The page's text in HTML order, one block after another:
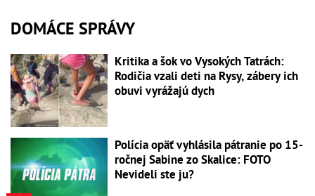
DOMÁCE SPRÁVY
Kritika a šok vo Vysokých Tatrách:
Rodičia vzali deti na Rysy, zábery ich
obuvi vyrážajú dych
Polícia opäť vyhlásila pátranie po 15-
ročnej Sabine zo Skalice: FOTO
Nevideli ste ju?